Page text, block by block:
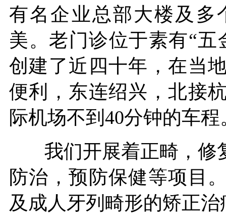
有名企业总部大楼及
美。老门诊位于素有“
创建了近四十年，在当
便利， 东连绍兴，北接
际机场不到40分钟的车程
我们开展着正畸，修
防治，预防保健等项目
及成人牙列畸形的矫正